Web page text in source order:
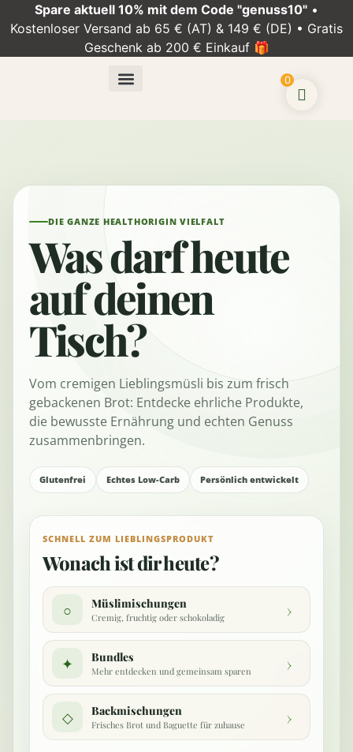
0
Spare aktuell 10% mit dem Code "genuss10" •
Kostenloser Versand ab 65 € (AT) & 149 € (DE) • Gratis
Geschenk ab 200 € Einkauf 🎁
DIE GANZE HEALTHORIGIN VIELFALT
Was darf heute
auf deinen
Tisch?
Vom cremigen Lieblingsmüsli bis zum frisch
gebackenen Brot: Entdecke ehrliche Produkte,
die bewusste Ernährung und echten Genuss
zusammenbringen.
Glutenfrei Echtes Low-Carb Persönlich entwickelt
SCHNELL ZUM LIEBLINGSPRODUKT
Wonach ist dir heute?
○ Müslimischungen
Cremig, fruchtig oder schokoladig ›
✦ Bundles
Mehr entdecken und gemeinsam sparen ›
◇ Backmischungen
Frisches Brot und Baguette für zuhause ›